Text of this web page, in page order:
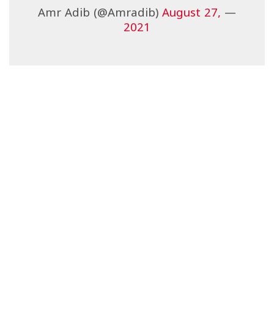
— Amr Adib (@Amradib)
August 27,
2021